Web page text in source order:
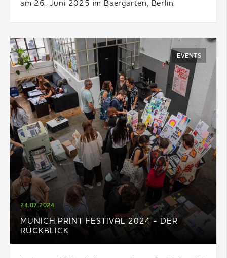
am 26. Juni 2025 im Baergarten, Berlin.
MUNICH PRINT FESTIVAL 2024 - DER
RÜCKBLICK
24.07.2024
EVENTS